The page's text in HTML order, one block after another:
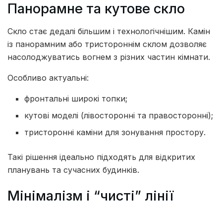
Панорамне та кутове скло
Скло стає дедалі більшим і технологічнішим. Камін
із панорамним або тристороннім склом дозволяє
насолоджуватись вогнем з різних частин кімнати.
Особливо актуальні:
фронтальні широкі топки;
кутові моделі (лівосторонні та правосторонні);
тристоронні каміни для зонування простору.
Такі рішення ідеально підходять для відкритих
планувань та сучасних будинків.
Мінімалізм і “чисті” лінії